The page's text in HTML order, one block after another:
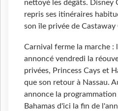
nettoyé les dégâts. Disney
repris ses itinéraires
son île privée de Castaway
Carnival ferme la marche :
annoncé vendredi la
privées, Princess Cays et
que son retour à Nassau.
annonce la
Bahamas d'ici la fin de